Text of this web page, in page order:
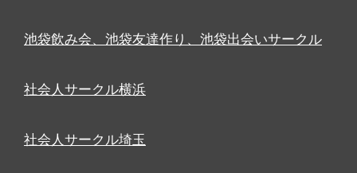
池袋飲み会、池袋友達作り、池袋出会いサークル
社会人サークル横浜
社会人サークル埼玉